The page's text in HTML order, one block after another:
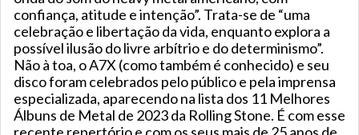
confiança, atitude e intenção”. Trata-se de “uma
celebração e libertação da vida, enquanto explora a
possível ilusão do livre arbítrio e do determinismo”.
Não à toa, o A7X (como também é conhecido) e seu
disco foram celebrados pelo público e pela imprensa
especializada, aparecendo na lista dos 11 Melhores
Álbuns de Metal de 2023 da Rolling Stone. É com esse